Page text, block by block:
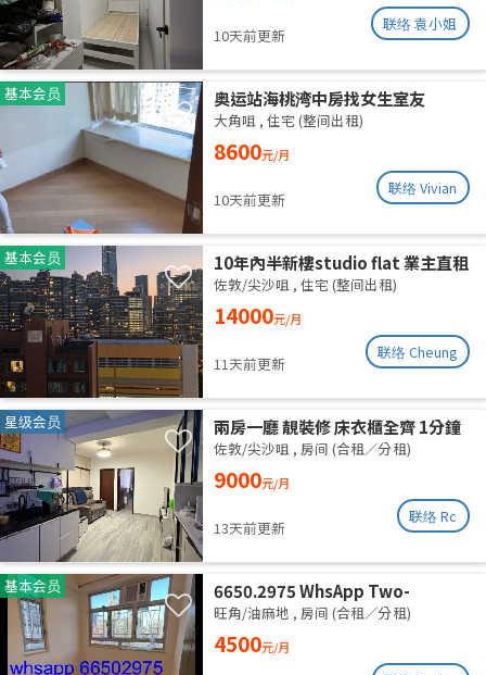
10天前更新
联络 袁小姐
基本会员 奥运站海桃湾中房找女生室友
大角咀 , 住宅 (整间出租)
8600元/月
10天前更新
联络 Vivian
基本会员 10年內半新樓studio flat 業主直租
佐敦/尖沙咀 , 住宅 (整间出租)
14000元/月
11天前更新
联络 Cheung
星级会员
兩房一廳 靚裝修 床衣櫃全齊 1分鐘
柯士甸站 5分鐘佐敦站
佐敦/尖沙咀 , 房间 (合租／分租)
9000元/月
13天前更新
联络 Rc
基本会员
6650.2975 WhsApp Two-
bedroom unit with one empty
room, newly renovated,
available for separate rental or
旺角/油麻地 , 房间 (合租／分租)
4500元/月